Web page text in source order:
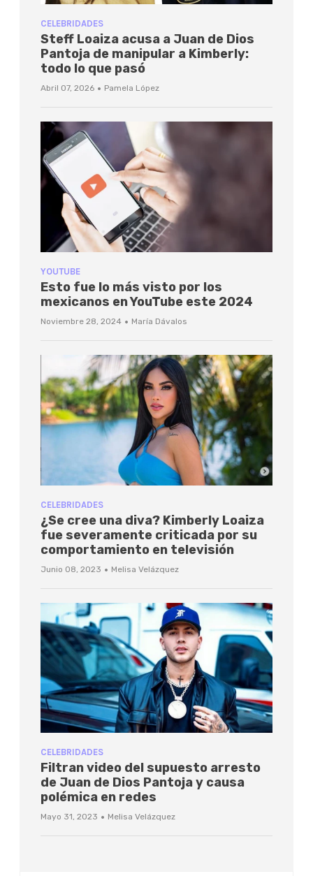
CELEBRIDADES
Steff Loaiza acusa a Juan de Dios
Pantoja de manipular a Kimberly:
todo lo que pasó
Abril 07, 2026 · Pamela López
YOUTUBE
Esto fue lo más visto por los
mexicanos en YouTube este 2024
Noviembre 28, 2024 · María Dávalos
CELEBRIDADES
¿Se cree una diva? Kimberly Loaiza
fue severamente criticada por su
comportamiento en televisión
Junio 08, 2023 · Melisa Velázquez
CELEBRIDADES
Filtran video del supuesto arresto
de Juan de Dios Pantoja y causa
polémica en redes
Mayo 31, 2023 · Melisa Velázquez